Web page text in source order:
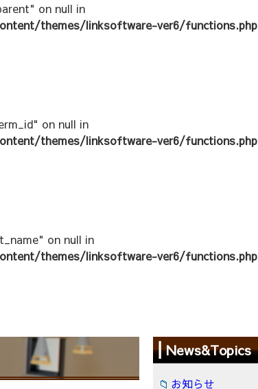
on null in
themes/linksoftware-ver6/functions.php
on null in
themes/linksoftware-ver6/functions.php
on null in
themes/linksoftware-ver6/functions.php
News&Topics
お知らせ